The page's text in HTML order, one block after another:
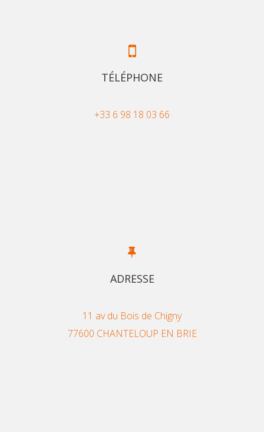
TÉLÉPHONE
+33 6 98 18 03 66
ADRESSE
11 av du Bois de Chigny
77600 CHANTELOUP EN BRIE